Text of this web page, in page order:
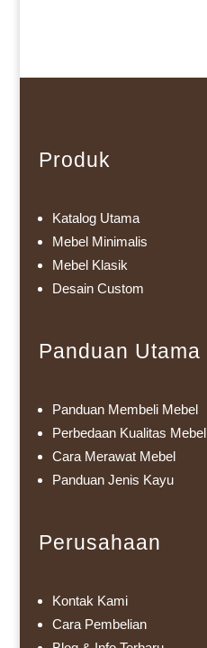
Produk
Katalog Utama
Mebel Minimalis
Mebel Klasik
Desain Custom
Panduan Utama
Panduan Membeli Mebel
Perbedaan Kualitas Mebel
Cara Merawat Mebel
Panduan Jenis Kayu
Perusahaan
Kontak Kami
Cara Pembelian